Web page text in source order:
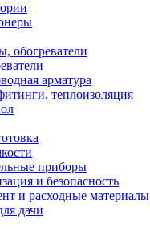
обогреватели
арматура
теплоизоляция
приборы
и безопасность
и расходные материалы
дачи